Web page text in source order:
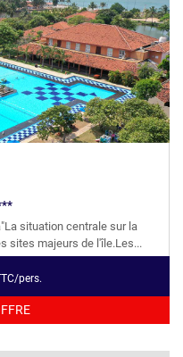
situation centrale sur la
sites majeurs de l'île.Les...
pers.